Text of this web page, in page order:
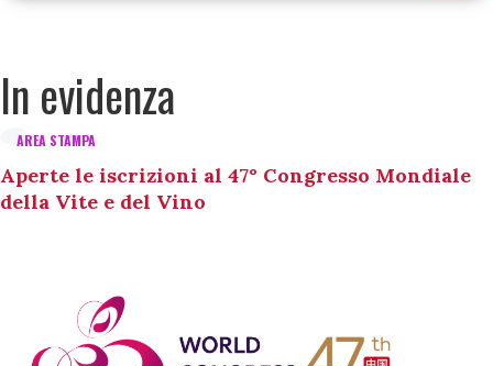
In evidenza
AREA STAMPA
Aperte le iscrizioni al 47° Congresso Mondiale
della Vite e del Vino